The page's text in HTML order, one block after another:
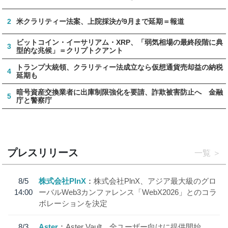
2 米クラリティー法案、上院採決が9月まで延期＝報道
3
ビットコイン・イーサリアム・XRP、「弱気相場の最終段階に典
型的な兆候」＝クリプトクアント
4
トランプ大統領、クラリティー法成立なら仮想通貨売却益の納税
延期も
5
暗号資産交換業者に出庫制限強化を要請、詐欺被害防止へ 金融
庁と警察庁
プレスリリース 一覧
8/5
14:00
株式会社PlnX
株式会社PlnX、アジア最大級のグロ
ーバルWeb3カンファレンス「WebX2026」とのコラ
ボレーションを決定